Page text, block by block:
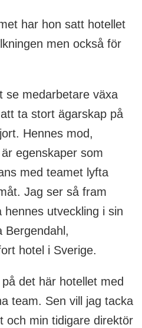
har hon satt hotellet
men också för
se medarbetare växa
ta stort ägarskap på
Hennes mod,
egenskaper som
med teamet lyfta
Jag ser så fram
utveckling i sin
Bergendahl,
hotel i Sverige.
det här hotellet med
team. Sen vill jag tacka
och min tidigare direktör